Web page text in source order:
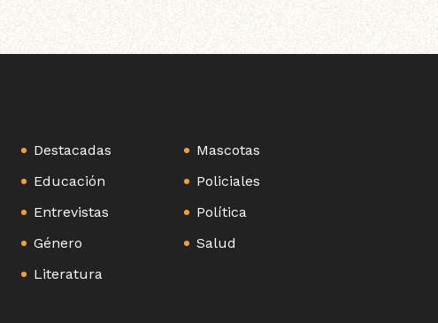
Destacadas
Educación
Entrevistas
Género
Literatura
Mascotas
Policiales
Política
Salud